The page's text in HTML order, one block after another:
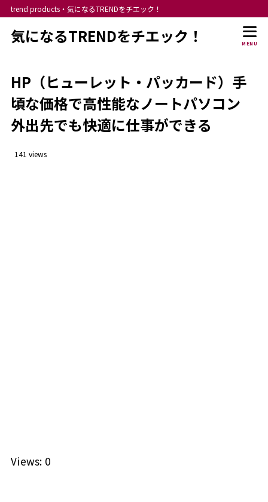
trend products・気になるTRENDをチエック！
気になるTRENDをチエック！ MENU
HP（ヒューレット・パッカード）手
頃な価格で高性能なノートパソコン
外出先でも快適に仕事ができる
141 views
Views: 0